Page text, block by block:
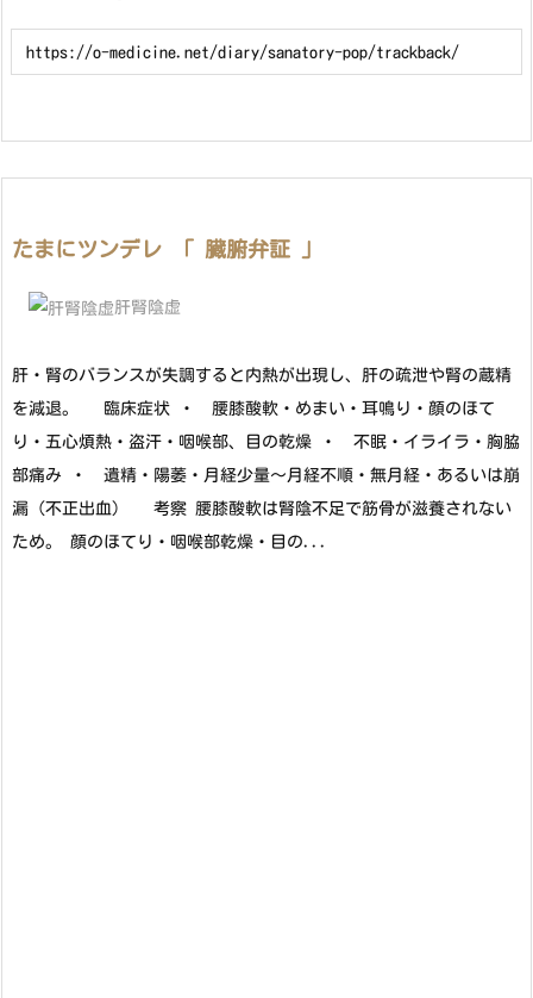
たまにツンデレ 「 臓腑弁証 」
肝腎陰虚
肝・腎のバランスが失調すると内熱が出現し、肝の疏泄や腎の蔵精
を減退。 臨床症状 ・ 腰膝酸軟・めまい・耳鳴り・顔のほて
り・五心煩熱・盗汗・咽喉部、目の乾燥 ・ 不眠・イライラ・胸脇
部痛み ・ 遺精・陽萎・月経少量～月経不順・無月経・あるいは崩
漏（不正出血） 考察 腰膝酸軟は腎陰不足で筋骨が滋養されない
ため。 顔のほてり・咽喉部乾燥・目の...